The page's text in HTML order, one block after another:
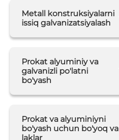
Metall konstruksiyalarni
issiq galvanizatsiyalash
Prokat alyuminiy va
galvanizli po'latni
bo'yash
Prokat va alyuminiyni
bo'yash uchun bo'yoq va
laklar